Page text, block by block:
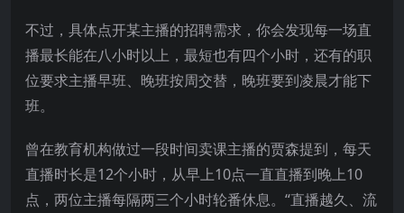
不过，具体点开某主播的招聘需求，你会发现每一场直
播最长能在八小时以上，最短也有四个小时，还有的职
位要求主播早班、晚班按周交替，晚班要到凌晨才能下
班。
曾在教育机构做过一段时间卖课主播的贾森提到，每天
直播时长是12个小时，从早上10点一直直播到晚上10
点，两位主播每隔两三个小时轮番休息。 “直播越久、流